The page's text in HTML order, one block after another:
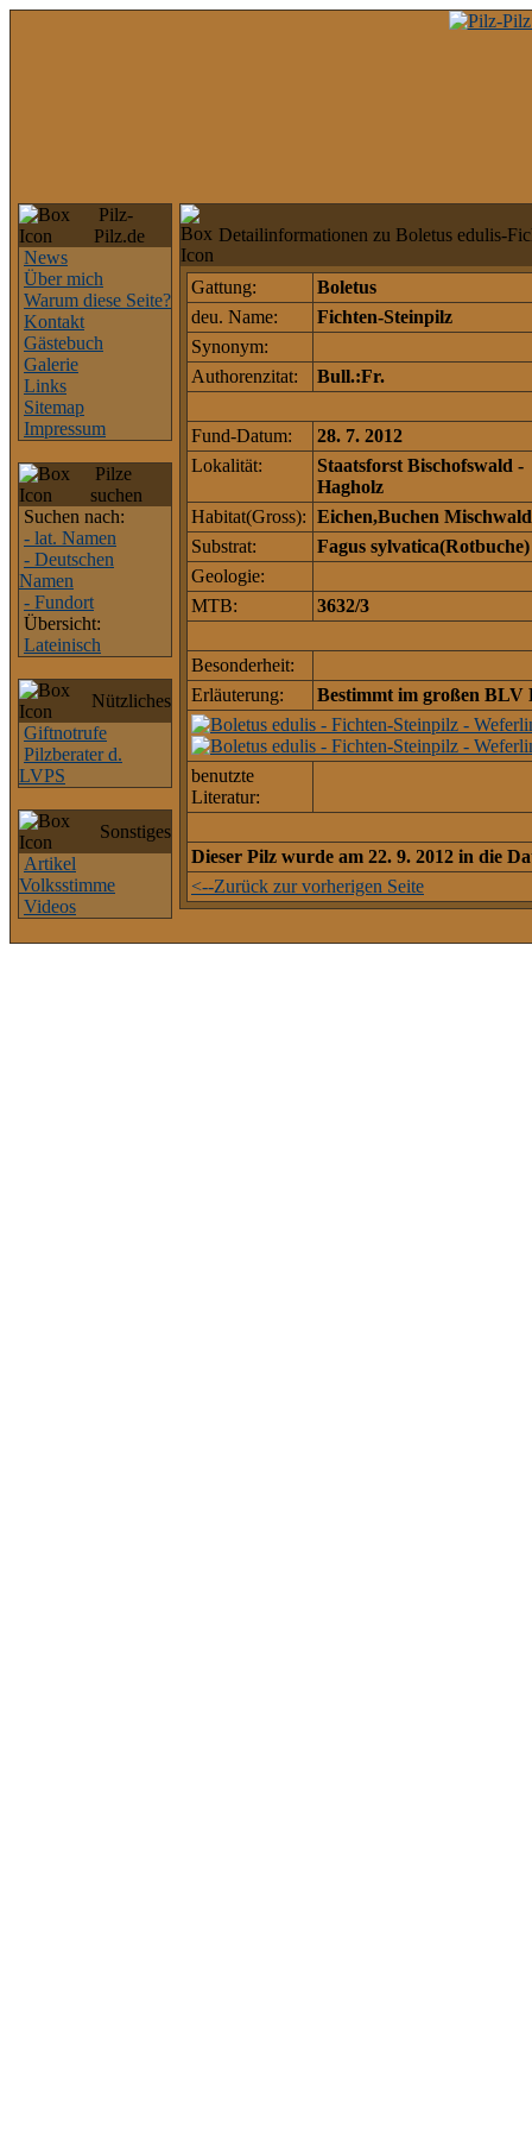
Pilz-
Pilz.de
News
Über mich
Warum diese Seite?
Kontakt
Gästebuch
Galerie
Links
Sitemap
Impressum
Pilze
suchen
Suchen nach:
- lat. Namen
- Deutschen
Namen
- Fundort
Übersicht:
Lateinisch
Nützliches
Giftnotrufe
Pilzberater d.
LVPS
Sonstiges
Artikel
Volksstimme
Videos
Detailinformationen zu Boletus edulis-
Gattung:
Boletus
deu. Name:
Fichten-Steinpilz
Synonym:
Authorenzitat:
Bull.:Fr.
Fund-Datum:
28. 7. 2012
Lokalität:
Staatsforst Bischofswald -
Hagholz
Habitat(Gross): Eichen,Buchen Mischwald
Substrat:
Fagus sylvatica(Rotbuche)
Geologie:
MTB:
3632/3
Besonderheit:
Erläuterung:
Bestimmt im großen BLV
benutzte
Literatur:
Dieser Pilz wurde am 22. 9. 2012 in die
<--Zurück zur vorherigen Seite